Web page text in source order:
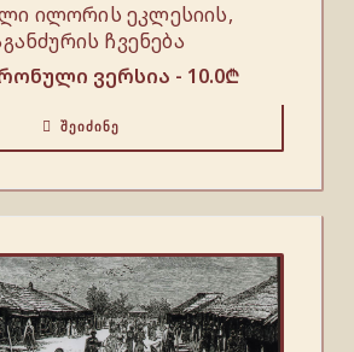
ილორის ეკლესიის,
ჩვენება
ვერსია - 10.0₾
ᲨᲔᲘᲫᲘᲜᲔ